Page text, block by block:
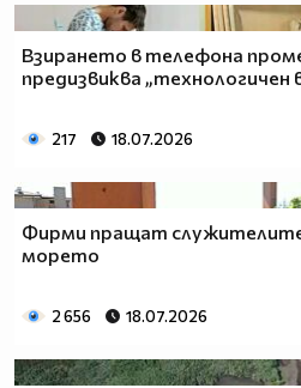
Взирането в телефона
предизвиква „технологичен
217 18.07.2026
Фирми пращат служителите
морето
2 656 18.07.2026